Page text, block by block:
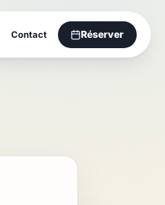
Contact Réserver